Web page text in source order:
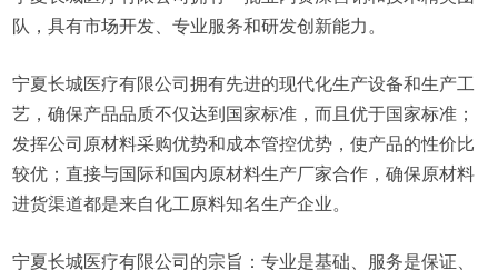
队，具有市场开发、专业服务和研发创新能力。
宁夏长城医疗有限公司拥有先进的现代化生产设备和生产工
艺，确保产品品质不仅达到国家标准，而且优于国家标准；
发挥公司原材料采购优势和成本管控优势，使产品的性价比
较优；直接与国际和国内原材料生产厂家合作，确保原材料
进货渠道都是来自化工原料知名生产企业。
宁夏长城医疗有限公司的宗旨：专业是基础、服务是保证、